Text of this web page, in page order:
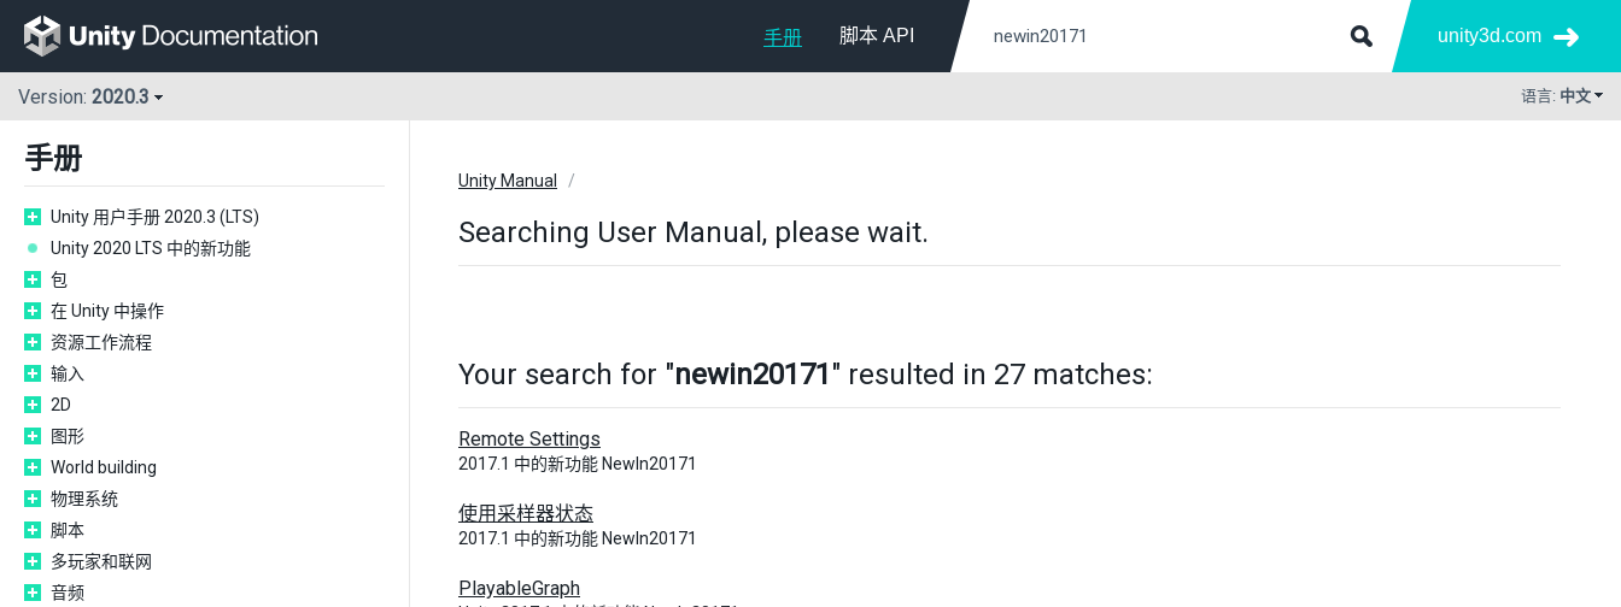
手册 脚本 API unity3d.com
Version: 2020.3 语言: 中文
手册
Unity 用户手册 2020.3 (LTS)
Unity 2020 LTS 中的新功能
包
在 Unity 中操作
资源工作流程
输入
2D
图形
World building
物理系统
脚本
多玩家和联网
音频
Unity Manual
Searching User Manual, please wait.
Your search for "newin20171 " resulted in 27 matches:
Remote Settings
2017.1 中的新功能 NewIn20171
使用采样器状态
2017.1 中的新功能 NewIn20171
PlayableGraph